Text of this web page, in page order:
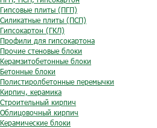
Гипсовые плиты (ПГП)
Силикатные плиты (ПСП)
Гипсокартон (ГКЛ)
Профили для гипсокартона
Прочие стеновые блоки
Керамзитобетонные блоки
Бетонные блоки
Полистиролбетонные перемычки
Кирпич, керамика
Строительный кирпич
Облицовочный кирпич
Керамические блоки